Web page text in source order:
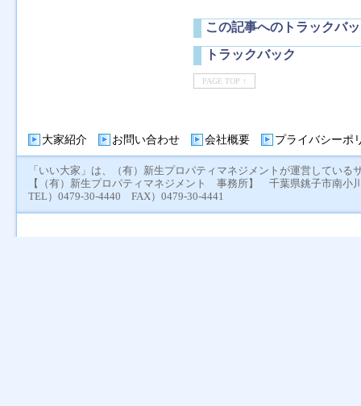
この記事へのトラックバ
トラックバック
PAGE TOP ↑
大家紹介 お問い合わせ 会社概要 プライバシーポ
「いい大家」は、（有）新生プロパティマネジメントが運営している
【（有）新生プロパティマネジメント 事務所】 千葉県銚子市南小
TEL）0479-30-4440 FAX）0479-30-4441